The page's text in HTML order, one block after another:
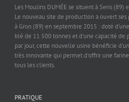
Les Moulins DUMÉE se situent à Sens (89)
Le nouveau site de production a ouvert
à Gron (89) en septembre 2015 : doté
blé de 11 500 tonnes et d'une capacité de
par jour, cette nouvelle usine bénéficie
très innovante qui permet d'offrir une
tous les clients.
PRATIQUE